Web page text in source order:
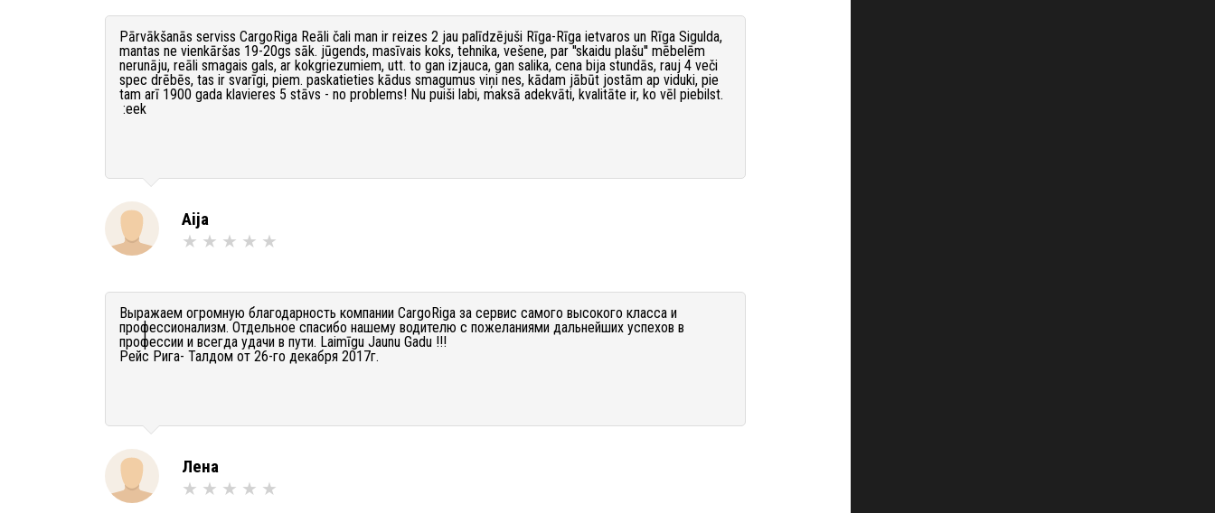
Pārvākšanās serviss CargoRiga Reāli čali man ir reizes 2 jau palīdzējuši Rīga-Rīga ietvaros un Rīga Sigulda,
mantas ne vienkāršas 19-20gs sāk. jūgends, masīvais koks, tehnika, vešene, par ''skaidu plašu'' mēbelēm
nerunāju, reāli smagais gals, ar kokgriezumiem, utt. to gan izjauca, gan salika, cena bija stundās, rauj 4 veči
spec drēbēs, tas ir svarīgi, piem. paskatieties kādus smagumus viņi nes, kādam jābūt jostām ap viduki, pie
tam arī 1900 gada klavieres 5 stāvs - no problems! Nu puiši labi, maksā adekvāti, kvalitāte ir, ko vēl piebilst.
:eek
Aija
Выражаем огромную благодарность компании CargoRiga за сервис самого высокого класса и
профессионализм. Отдельное спасибо нашему водителю с пожеланиями дальнейших успехов в
профессии и всегда удачи в пути. Laimīgu Jaunu Gadu !!!
Рейс Рига- Талдом от 26-го декабря 2017г.
Лена